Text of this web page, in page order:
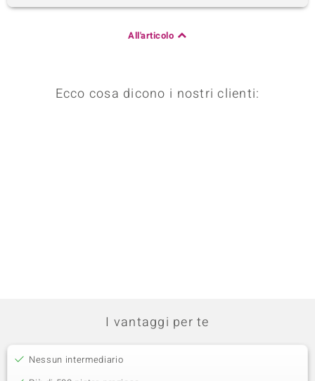
All'articolo
Ecco cosa dicono i nostri clienti:
I vantaggi per te
Nessun intermediario